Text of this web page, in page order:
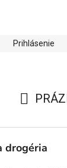
údajov
Prihlásenie
KOŠÍK
drogéria